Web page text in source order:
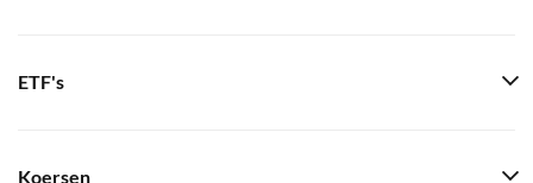
ETF's
Koersen